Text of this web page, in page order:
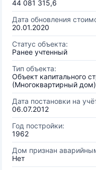
44 081 315,6
Дата обновления
20.01.2020
Статус объекта:
Ранее учтенный
Тип объекта:
Объект капитального
(Многоквартирный дом)
Дата постановки на
06.07.2012
Год постройки:
1962
Дом признан
Нет